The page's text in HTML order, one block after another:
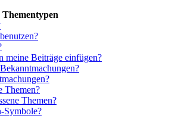
meine Beiträge einfügen?
Themen?
Themen?
Symbole?